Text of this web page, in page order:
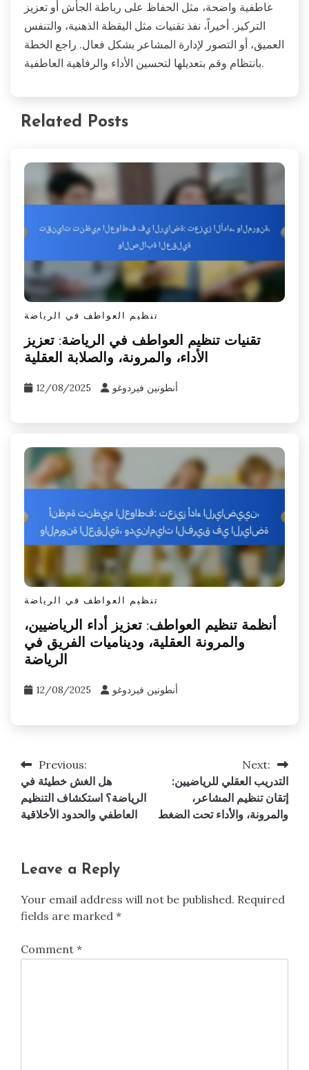
عاطفية واضحة، مثل الحفاظ على رباطة الجأش أو تعزيز
التركيز. أخيراً، نفذ تقنيات مثل اليقظة الذهنية، والتنفس
العميق، أو التصور لإدارة المشاعر بشكل فعال. راجع الخطة
بانتظام وقم بتعديلها لتحسين الأداء والرفاهية العاطفية.
Related Posts
تنظيم العواطف في الرياضة
تقنيات تنظيم العواطف في الرياضة: تعزيز
الأداء، والمرونة، والصلابة العقلية
12/08/2025 أنطونين فيردوغو
تنظيم العواطف في الرياضة
أنظمة تنظيم العواطف: تعزيز أداء الرياضيين،
والمرونة العقلية، وديناميات الفريق في
الرياضة
12/08/2025 أنطونين فيردوغو
Post
navigation
Previous:
هل الغش خطيئة في
الرياضة؟ استكشاف التنظيم
العاطفي والحدود الأخلاقية
Next:
التدريب العقلي للرياضيين:
إتقان تنظيم المشاعر،
والمرونة، والأداء تحت الضغط
Leave a Reply
Your email address will not be published. Required
fields are marked *
Comment *